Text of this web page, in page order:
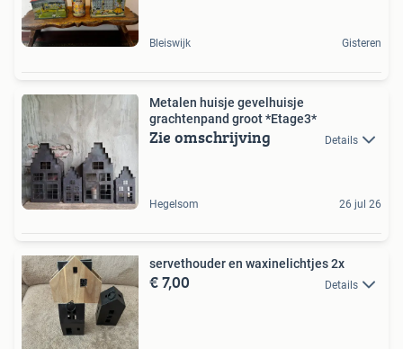
Bleiswijk Gisteren
Metalen huisje gevelhuisje
grachtenpand groot *Etage3*
Zie omschrijving Details
Hegelsom 26 jul 26
servethouder en waxinelichtjes 2x
€ 7,00 Details